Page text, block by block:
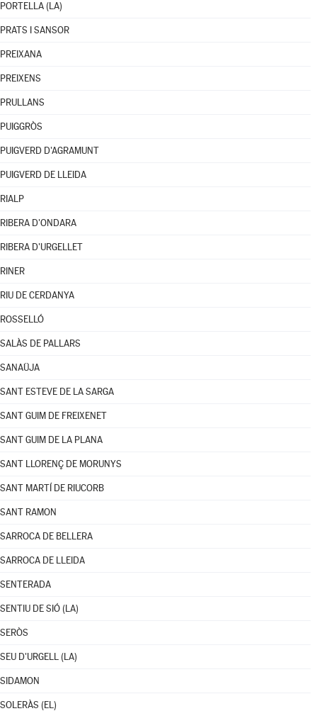
PORTELLA (LA)
PRATS I SANSOR
PREIXANA
PREIXENS
PRULLANS
PUIGGRÒS
PUIGVERD D'AGRAMUNT
PUIGVERD DE LLEIDA
RIALP
RIBERA D'ONDARA
RIBERA D'URGELLET
RINER
RIU DE CERDANYA
ROSSELLÓ
SALÀS DE PALLARS
SANAÜJA
SANT ESTEVE DE LA SARGA
SANT GUIM DE FREIXENET
SANT GUIM DE LA PLANA
SANT LLORENÇ DE MORUNYS
SANT MARTÍ DE RIUCORB
SANT RAMON
SARROCA DE BELLERA
SARROCA DE LLEIDA
SENTERADA
SENTIU DE SIÓ (LA)
SERÒS
SEU D'URGELL (LA)
SIDAMON
SOLERÀS (EL)